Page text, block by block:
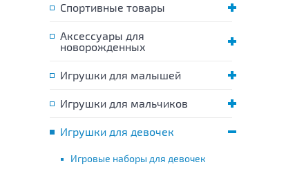
Спортивные товары
Аксессуары для
новорожденных
Игрушки для малышей
Игрушки для мальчиков
Игрушки для девочек
Игровые наборы для девочек